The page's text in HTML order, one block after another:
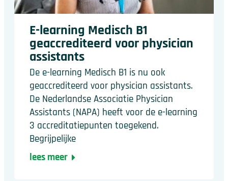
E-learning Medisch B1
geaccrediteerd voor physician
assistants
De e-learning Medisch B1 is nu ook
geaccrediteerd voor physician assistants.
De Nederlandse Associatie Physician
Assistants (NAPA) heeft voor de e-learning
3 accreditatiepunten toegekend.
Begrijpelijke
lees meer